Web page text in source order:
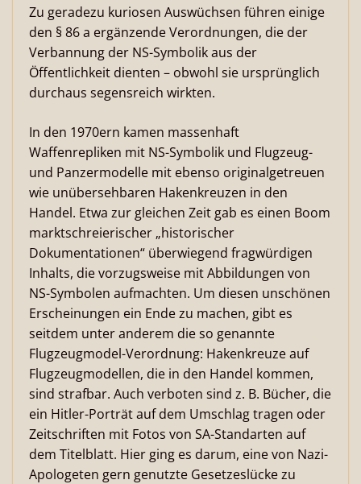
Zu geradezu kuriosen Auswüchsen führen einige
den § 86 a ergänzende Verordnungen, die der
Verbannung der NS-Symbolik aus der
Öffentlichkeit dienten – obwohl sie ursprünglich
durchaus segensreich wirkten.
In den 1970ern kamen massenhaft
Waffenrepliken mit NS-Symbolik und Flugzeug-
und Panzermodelle mit ebenso originalgetreuen
wie unübersehbaren Hakenkreuzen in den
Handel. Etwa zur gleichen Zeit gab es einen Boom
marktschreierischer „historischer
Dokumentationen“ überwiegend fragwürdigen
Inhalts, die vorzugsweise mit Abbildungen von
NS-Symbolen aufmachten. Um diesen unschönen
Erscheinungen ein Ende zu machen, gibt es
seitdem unter anderem die so genannte
Flugzeugmodel-Verordnung: Hakenkreuze auf
Flugzeugmodellen, die in den Handel kommen,
sind strafbar. Auch verboten sind z. B. Bücher, die
ein Hitler-Porträt auf dem Umschlag tragen oder
Zeitschriften mit Fotos von SA-Standarten auf
dem Titelblatt. Hier ging es darum, eine von Nazi-
Apologeten gern genutzte Gesetzeslücke zu